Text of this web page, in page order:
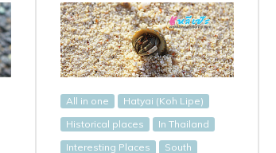
All in one
Hatyai (Koh Lipe)
Historical places
In Thailand
Interesting Places
South